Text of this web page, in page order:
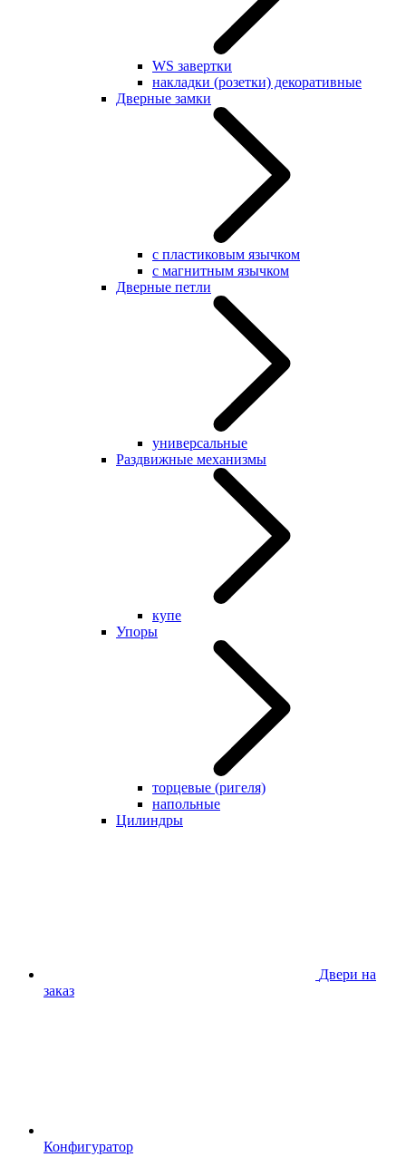
WS завертки
накладки (розетки) декоративные
Дверные замки
с пластиковым язычком
с магнитным язычком
Дверные петли
универсальные
Раздвижные механизмы
купе
Упоры
торцевые (ригеля)
напольные
Цилиндры
Двери на
заказ
Конфигуратор